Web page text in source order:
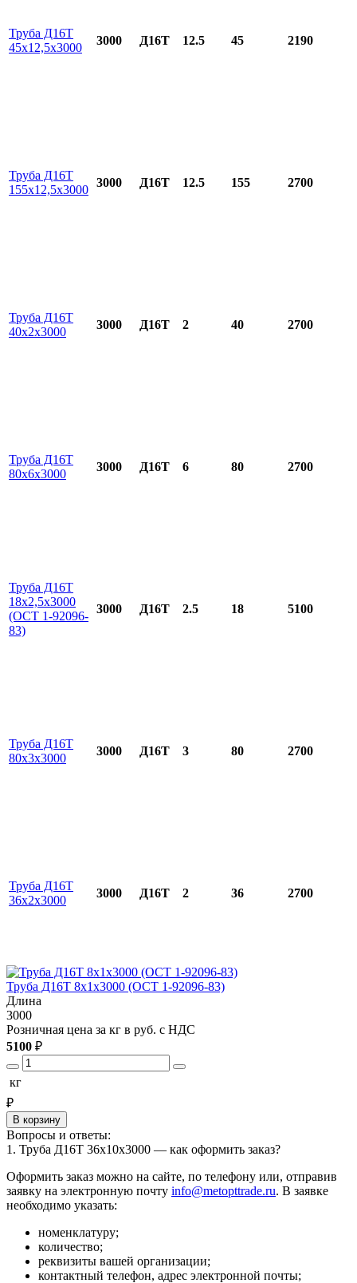
Труба Д16Т
45х12,5х3000
3000 Д16Т 12.5 45
2190
Труба Д16Т
155х12,5х3000
3000 Д16Т 12.5 155
2700
Труба Д16Т
40х2х3000
3000 Д16Т 2 40
2700
Труба Д16Т
80х6х3000
3000 Д16Т 6 80
2700
Труба Д16Т
18х2,5х3000
(ОСТ 1-92096-
83)
3000 Д16Т 2.5 18
5100
Труба Д16Т
80х3х3000
3000 Д16Т 3 80
2700
Труба Д16Т
36х2х3000
3000 Д16Т 2 36
2700
Труба Д16Т 8х1х3000 (ОСТ 1-92096-83)
Длина
3000
Розничная цена за кг в руб. с НДС
5100 ₽
кг
₽
В корзину
Вопросы и ответы:
1. Труба Д16Т 36х10х3000 — как оформить заказ?
Оформить заказ можно на сайте, по телефону или, отправив
заявку на электронную почту info@metopttrade.ru. В заявке
необходимо указать:
номенклатуру;
количество;
реквизиты вашей организации;
контактный телефон, адрес электронной почты;